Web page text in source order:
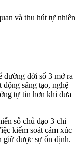
và thu hút tự nhiên
đường đời số 3 mở ra
sáng tạo, nghệ
tự tin hơn khi đưa
số chủ đạo 3 chi
kiểm soát cảm xúc
giữ được sự ổn định.